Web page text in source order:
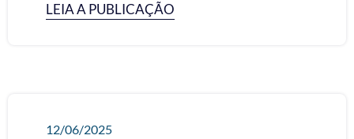
LEIA A PUBLICAÇÃO
12/06/2025